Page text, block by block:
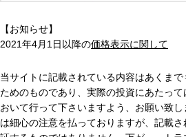
【お知らせ】
2021年4月1日以降の価格表示に関して
当サイトに記載されている内容はあくま
ためのものであり、実際の投資にあたっ
おいて行って下さいますよう、お願い致
は細心の注意を払っておりますが、記載